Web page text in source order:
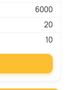
6000
20
10